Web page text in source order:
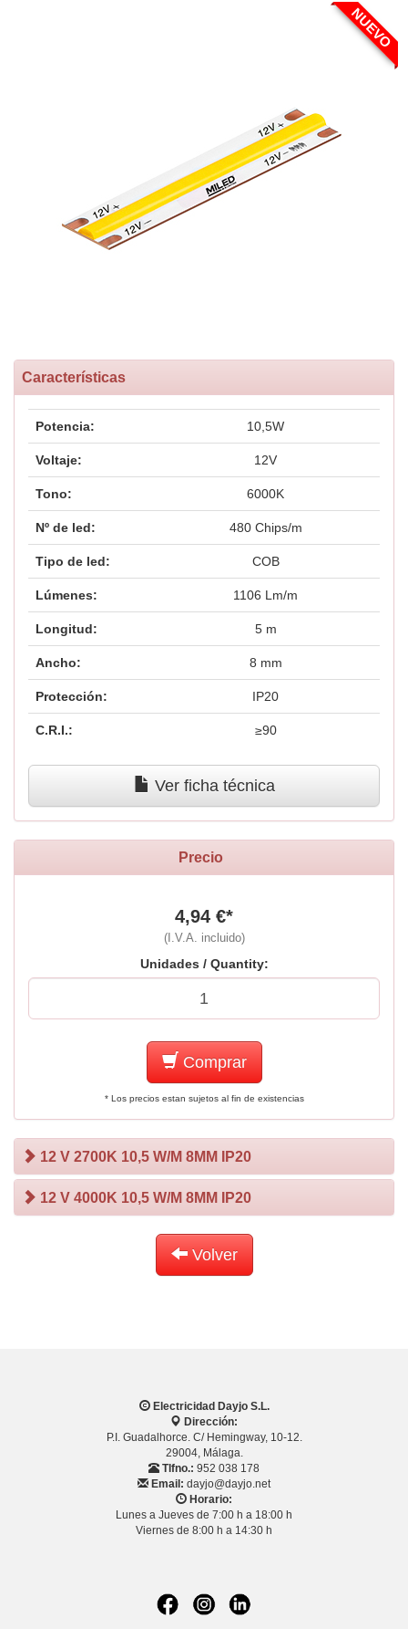
NUEVO
Características
Potencia: 10,5W
Voltaje: 12V
Tono: 6000K
Nº de led: 480 Chips/m
Tipo de led: COB
Lúmenes: 1106 Lm/m
Longitud: 5 m
Ancho: 8 mm
Protección: IP20
C.R.I.: ≥90
Ver ficha técnica
Precio
4,94 €*
(I.V.A. incluido)
Unidades / Quantity:
Comprar
* Los precios estan sujetos al fin de existencias
12 V 2700K 10,5 W/M 8MM IP20
12 V 4000K 10,5 W/M 8MM IP20
Volver
Electricidad Dayjo S.L.
Dirección:
P.I. Guadalhorce. C/ Hemingway, 10-12.
29004, Málaga.
Tlfno.: 952 038 178
Email: dayjo@dayjo.net
Horario:
Lunes a Jueves de 7:00 h a 18:00 h
Viernes de 8:00 h a 14:30 h